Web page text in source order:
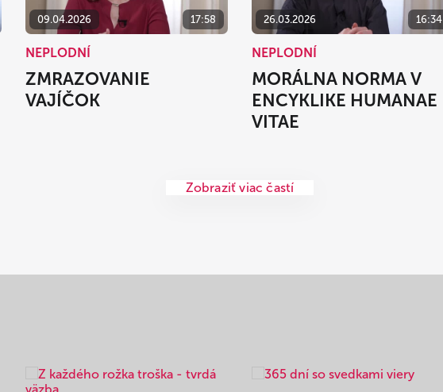
09.04.2026 17:58
NEPLODNÍ
ZMRAZOVANIE
VAJÍČOK
26.03.2026 16:34
NEPLODNÍ
MORÁLNA NORMA V
ENCYKLIKE HUMANAE
VITAE
Zobraziť viac častí